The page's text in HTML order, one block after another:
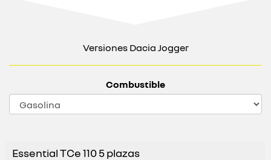
Versiones Dacia Jogger
Combustible
Essential TCe 110 5 plazas